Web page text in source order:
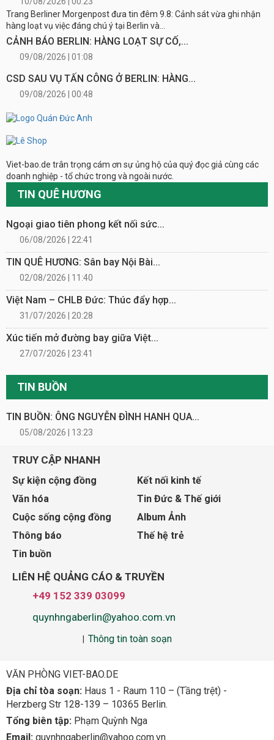
Trang Berliner Morgenpost đưa tin đêm 9.8: Cảnh sát vừa ghi nhận
hàng loạt vụ việc đáng chú ý tại Berlin và...
CẢNH BÁO BERLIN: HÀNG LOẠT SỰ CỐ,...
09/08/2026 | 01:08
CSD SAU VỤ TẤN CÔNG Ở BERLIN: HÀNG...
09/08/2026 | 00:48
Viet-bao.de trân trọng cám ơn sự ủng hộ của quý đọc giả cùng các
doanh nghiệp - tổ chức trong và ngoài nước.
TIN QUÊ HƯƠNG
Ngoại giao tiên phong kết nối sức...
06/08/2026 | 22:41
TIN QUÊ HƯƠNG: Sân bay Nội Bài...
02/08/2026 | 11:40
Việt Nam – CHLB Đức: Thúc đẩy hợp...
31/07/2026 | 20:28
Xúc tiến mở đường bay giữa Việt...
27/07/2026 | 23:41
TIN BUỒN
TIN BUỒN: ÔNG NGUYỄN ĐÌNH HANH QUA...
05/08/2026 | 13:23
TRUY CẬP NHANH
Sự kiện cộng đồng
Kết nối kinh tế
Văn hóa
Tin Đức & Thế giới
Cuộc sống cộng đồng
Album Ảnh
Thông báo
Thế hệ trẻ
Tin buồn
LIÊN HỆ QUẢNG CÁO & TRUYỀN
+49 152 339 03099
quynhngaberlin@yahoo.com.vn
Thông tin toàn soạn
VĂN PHÒNG VIET-BAO.DE
Địa chỉ tòa soạn: Haus 1 - Raum 110 – (Tầng trệt) -
Herzberg Str 128-139 – 10365 Berlin.
Tổng biên tập: Phạm Quỳnh Nga
Email: quynhngaberlin@yahoo.com.vn